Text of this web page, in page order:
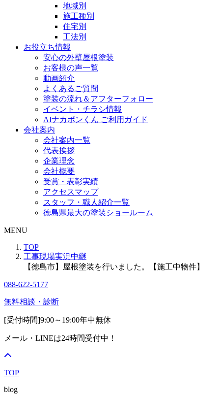
地域別
施工種別
住宅別
工法別
お役立ち情報
安心の外壁屋根塗装
お客様の声一覧
動画紹介
よくあるご質問
塗装の流れ＆アフターフォロー
イベント・チラシ情報
AIナカポンくん ご利用ガイド
会社案内
会社案内一覧
代表挨拶
企業理念
会社概要
受賞・表彰実績
アクセスマップ
スタッフ・職人紹介一覧
徳島県最大の塗装ショールーム
MENU
TOP
工事現場実況中継
【徳島市】屋根塗装を行いました。【施工中物件】
088-622-5177
無料相談・診断
[受付時間]9:00～19:00年中無休
メール・LINEは24時間受付中！
TOP
blog